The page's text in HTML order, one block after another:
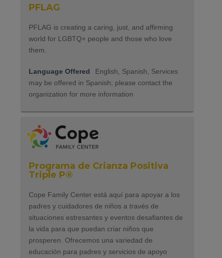
PFLAG
PFLAG is creating a caring, just, and affirming
world for LGBTQ+ people and those who love
them.
Language Offered
English, Spanish, Services
may be offered in Spanish; please contact the
organization for more information
Programa de Crianza Positiva
Triple P®
Cope Family Center está aquí para apoyar a los
padres y cuidadores de niños a través de
situaciones estresantes y eventos desafiantes de
la vida para que puedan criar niños que
prosperen. Ofrecemos una variedad de
educación para padres y servicios de apoyo